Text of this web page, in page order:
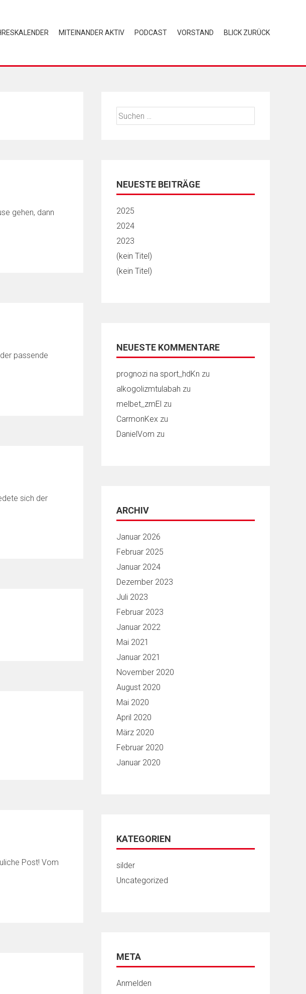
MITEINANDER AKTIV PODCAST VORSTAND BLICK ZURÜCK
gehen, dann
der passende
sich der
Post! Vom
Suchen
nach:
NEUESTE BEITRÄGE
2025
2024
2023
(kein Titel)
(kein Titel)
NEUESTE KOMMENTARE
prognozi na sport_hdKn zu
alkogolizmtulabah zu
melbet_zmEl zu
CarmonKex zu
DanielVom zu
ARCHIV
Januar 2026
Februar 2025
Januar 2024
Dezember 2023
Juli 2023
Februar 2023
Januar 2022
Mai 2021
Januar 2021
November 2020
August 2020
Mai 2020
April 2020
März 2020
Februar 2020
Januar 2020
KATEGORIEN
silder
Uncategorized
META
Anmelden